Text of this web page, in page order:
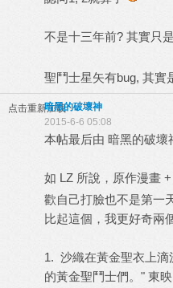
不是十三年前? 其實只
聖鬥士星矢有bug, 其實
点击重新加载暗黑的破壞神
2015-6-6 05:08
本帖最后由 暗黑的破壞
如 LZ 所說，原作漫畫
歡自己打臉也不是第一
比起這個，我更好奇兩
1. 沙織在黃金聖衣上滴
的黃金聖鬥士們。" 東